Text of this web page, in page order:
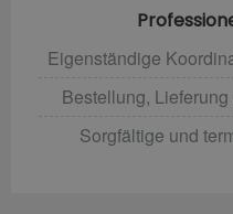
Eigenständige
Bestellung,
Sorgfältige und